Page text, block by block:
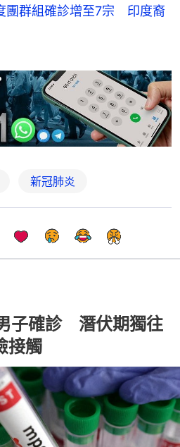
團群組確診增至7宗 印度裔
新冠肺炎
子確診 潛伏期獨往
接觸